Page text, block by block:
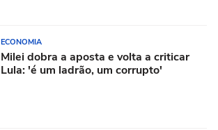
ECONOMIA
Milei dobra a aposta e volta a criticar
Lula: 'é um ladrão, um corrupto'